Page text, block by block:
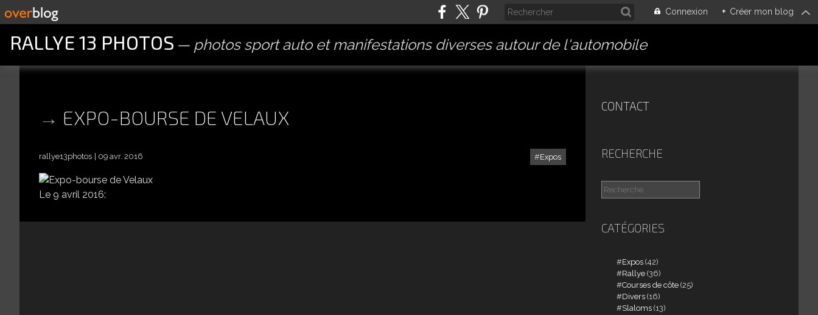
Connexion + Créer mon blog
RALLYE 13 PHOTOS photos sport auto et manifestations diverses autour de l'automobile
EXPO-BOURSE DE VELAUX
Expos
rallye13photos 09 avr. 2016 EXPO-BOURSE DE VELAUX
Le 9 avril 2016:
CONTACT
RECHERCHE
CATÉGORIES
Expos (42)
Rallye (36)
Courses de côte (25)
Divers (16)
Slaloms (13)